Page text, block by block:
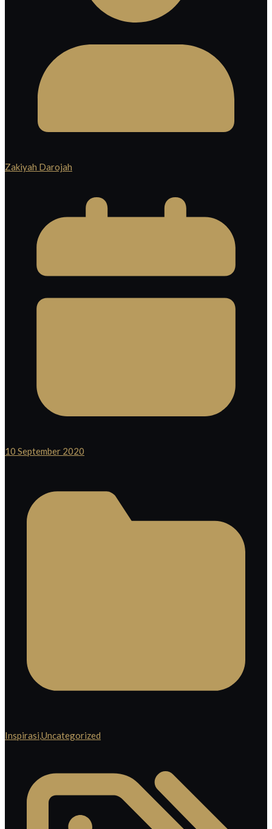
Zakiyah Darojah
10 September 2020
Inspirasi,Uncategorized